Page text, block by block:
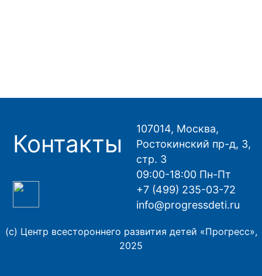
Контакты
107014, Москва,
Ростокинский пр-д, 3,
стр. 3
09:00-18:00 Пн-Пт
+7 (499) 235-03-72
info@progressdeti.ru
(с) Центр всестороннего развития детей «Прогресс»,
2025